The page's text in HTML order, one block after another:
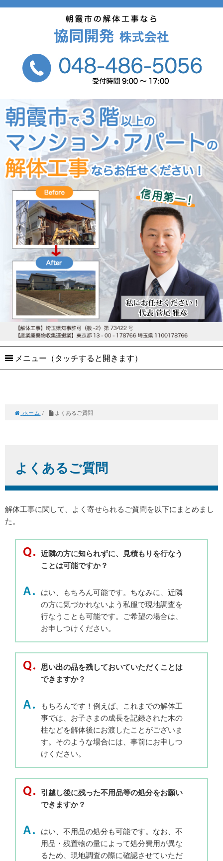
メニュー（タッチすると開きます）
ホーム / よくあるご質問
よくあるご質問
解体工事に関して、よく寄せられるご質問を以下にまとめまし
た。
近隣の方に知られずに、見積もりを行なう
ことは可能ですか？
はい、もちろん可能です。ちなみに、近隣
の方に気づかれないよう私服で現地調査を
行なうことも可能です。ご希望の場合は、
お申しつけください。
思い出の品を残しておいていただくことは
できますか？
もちろんです！例えば、これまでの解体工
事では、お子さまの成長を記録された木の
柱などを解体後にお渡したことがございま
す。そのような場合には、事前にお申しつ
けください。
引越し後に残った不用品等の処分をお願い
できますか？
はい、不用品の処分も可能です。なお、不
用品・残置物の量によって処分費用が異な
るため、現地調査の際に確認させていただ